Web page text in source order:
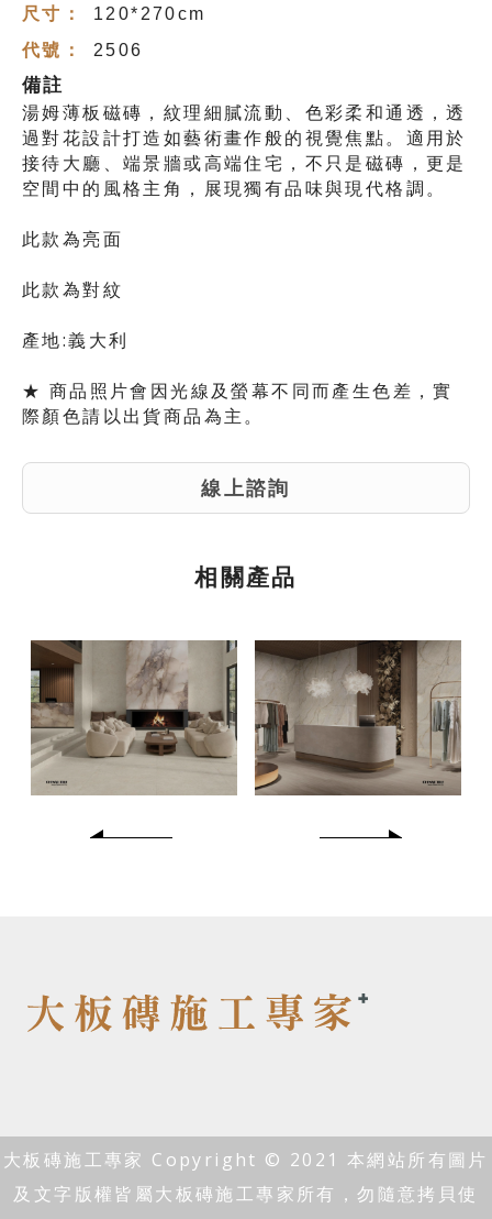
尺寸： 120*270cm
代號： 2506
備註
湯姆薄板磁磚，紋理細膩流動、色彩柔和通透，透
過對花設計打造如藝術畫作般的視覺焦點。適用於
接待大廳、端景牆或高端住宅，不只是磁磚，更是
空間中的風格主角，展現獨有品味與現代格調。
此款為亮面
此款為對紋
產地:義大利
★ 商品照片會因光線及螢幕不同而產生色差，實
際顏色請以出貨商品為主。
線上諮詢
相關產品
大板磚施工專家 Copyright © 2021 本網站所有圖片
及文字版權皆屬大板磚施工專家所有，勿隨意拷貝使